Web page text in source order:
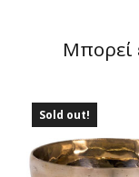
Μπορεί
Sold out!